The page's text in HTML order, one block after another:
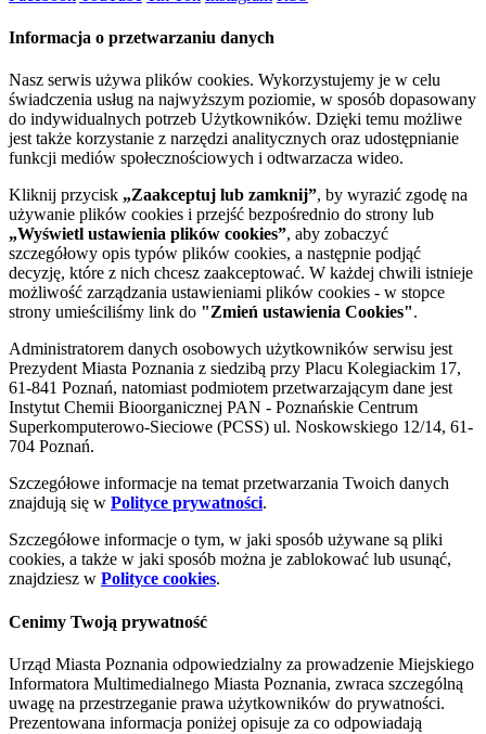
Informacja o przetwarzaniu danych
Nasz serwis używa plików cookies. Wykorzystujemy je w celu
świadczenia usług na najwyższym poziomie, w sposób dopasowany
do indywidualnych potrzeb Użytkowników. Dzięki temu możliwe
jest także korzystanie z narzędzi analitycznych oraz udostępnianie
funkcji mediów społecznościowych i odtwarzacza wideo.
Kliknij przycisk „Zaakceptuj lub zamknij”, by wyrazić zgodę na
używanie plików cookies i przejść bezpośrednio do strony lub
„Wyświetl ustawienia plików cookies”, aby zobaczyć
szczegółowy opis typów plików cookies, a następnie podjąć
decyzję, które z nich chcesz zaakceptować. W każdej chwili istnieje
możliwość zarządzania ustawieniami plików cookies - w stopce
strony umieściliśmy link do "Zmień ustawienia Cookies".
Administratorem danych osobowych użytkowników serwisu jest
Prezydent Miasta Poznania z siedzibą przy Placu Kolegiackim 17,
61-841 Poznań, natomiast podmiotem przetwarzającym dane jest
Instytut Chemii Bioorganicznej PAN - Poznańskie Centrum
Superkomputerowo-Sieciowe (PCSS) ul. Noskowskiego 12/14, 61-
704 Poznań.
Szczegółowe informacje na temat przetwarzania Twoich danych
znajdują się w Polityce prywatności.
Szczegółowe informacje o tym, w jaki sposób używane są pliki
cookies, a także w jaki sposób można je zablokować lub usunąć,
znajdziesz w Polityce cookies.
Cenimy Twoją prywatność
Urząd Miasta Poznania odpowiedzialny za prowadzenie Miejskiego
Informatora Multimedialnego Miasta Poznania, zwraca szczególną
uwagę na przestrzeganie prawa użytkowników do prywatności.
Prezentowana informacja poniżej opisuje za co odpowiadają